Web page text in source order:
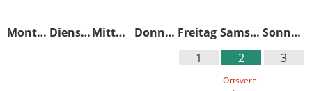
Montag Dienstag Mittwoch Donnerstag Freitag Samstag
Sonntag
1
2
Ortsverei
3